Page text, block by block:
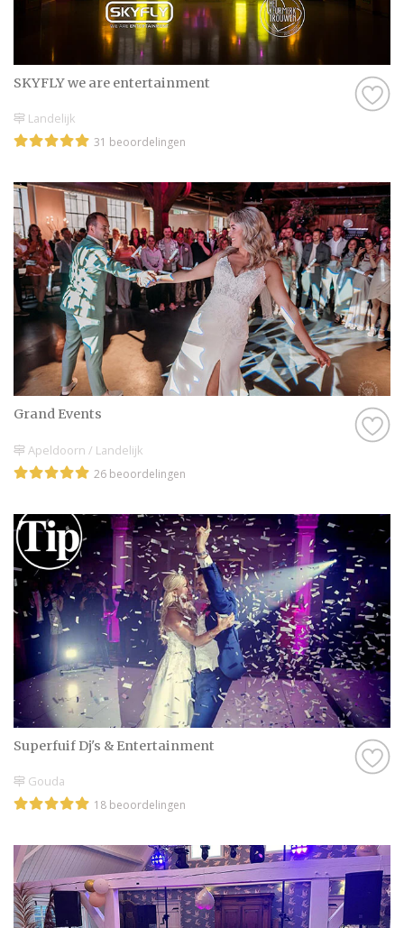
SKYFLY we are entertainment
Landelijk
31 beoordelingen
Grand Events
Apeldoorn / Landelijk
26 beoordelingen
Superfuif Dj's & Entertainment
Gouda
18 beoordelingen